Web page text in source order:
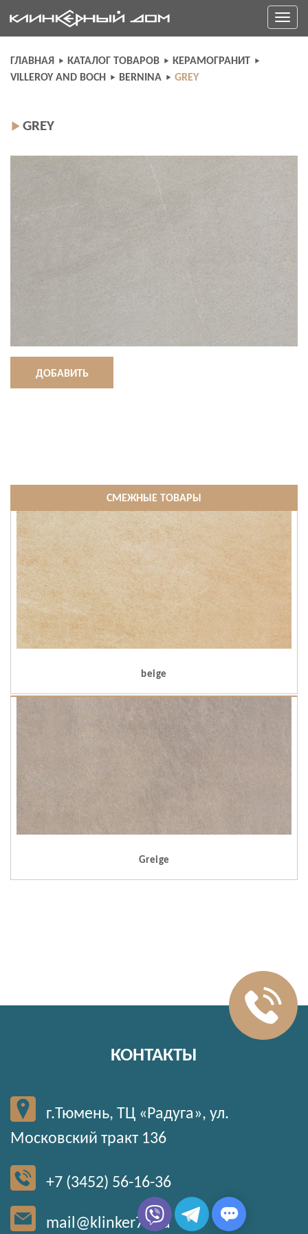
to
content
Toggle
ГЛАВНАЯ КАТАЛОГ ТОВАРОВ
КЕРАМОГРАНИТ
VILLEROY AND BOCH
BERNINA GREY
GREY
ДОБАВИТЬ
СМЕЖНЫЕ ТОВАРЫ
beige
Greige
КОНТАКТЫ
г.Тюмень, ТЦ «Радуга», ул.
Московский тракт 136
+7 (3452) 56-16-36
mail@klinker72.ru